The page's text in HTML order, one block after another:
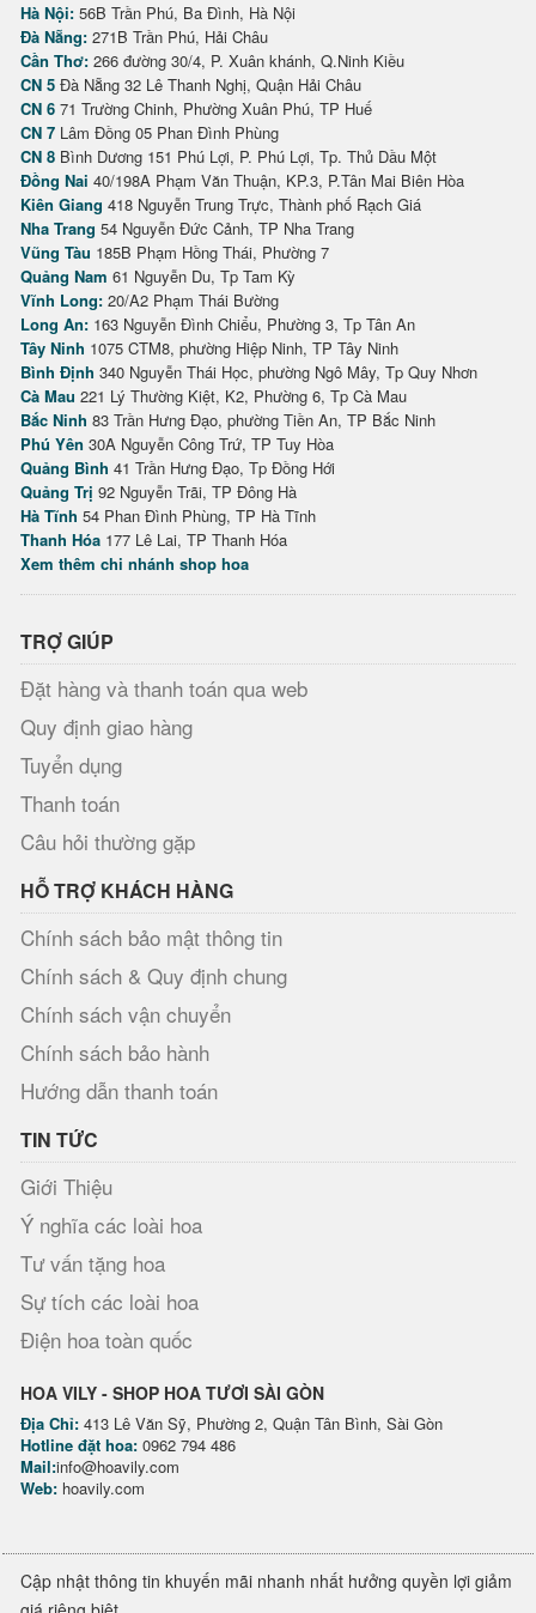
Hà Nội: 56B Trần Phú, Ba Đình, Hà Nội
Đà Nẵng: 271B Trần Phú, Hải Châu
Cần Thơ: 266 đường 30/4, P. Xuân khánh, Q.Ninh Kiều
CN 5 Đà Nẵng 32 Lê Thanh Nghị, Quận Hải Châu
CN 6 71 Trường Chinh, Phường Xuân Phú, TP Huế
CN 7 Lâm Đồng 05 Phan Đình Phùng
CN 8 Bình Dương 151 Phú Lợi, P. Phú Lợi, Tp. Thủ Dầu Một
Đồng Nai 40/198A Phạm Văn Thuận, KP.3, P.Tân Mai Biên Hòa
Kiên Giang 418 Nguyễn Trung Trực, Thành phố Rạch Giá
Nha Trang 54 Nguyễn Đức Cảnh, TP Nha Trang
Vũng Tàu 185B Phạm Hồng Thái, Phường 7
Quảng Nam 61 Nguyễn Du, Tp Tam Kỳ
Vĩnh Long: 20/A2 Phạm Thái Bường
Long An: 163 Nguyễn Đình Chiểu, Phường 3, Tp Tân An
Tây Ninh 1075 CTM8, phường Hiệp Ninh, TP Tây Ninh
Bình Định 340 Nguyễn Thái Học, phường Ngô Mây, Tp Quy Nhơn
Cà Mau 221 Lý Thường Kiệt, K2, Phường 6, Tp Cà Mau
Bắc Ninh 83 Trần Hưng Đạo, phường Tiền An, TP Bắc Ninh
Phú Yên 30A Nguyễn Công Trứ, TP Tuy Hòa
Quảng Bình 41 Trần Hưng Đạo, Tp Đồng Hới
Quảng Trị 92 Nguyễn Trãi, TP Đông Hà
Hà Tĩnh 54 Phan Đình Phùng, TP Hà Tĩnh
Thanh Hóa 177 Lê Lai, TP Thanh Hóa
Xem thêm chi nhánh shop hoa
TRỢ GIÚP
Đặt hàng và thanh toán qua web
Quy định giao hàng
Tuyển dụng
Thanh toán
Câu hỏi thường gặp
HỖ TRỢ KHÁCH HÀNG
Chính sách bảo mật thông tin
Chính sách & Quy định chung
Chính sách vận chuyển
Chính sách bảo hành
Hướng dẫn thanh toán
TIN TỨC
Giới Thiệu
Ý nghĩa các loài hoa
Tư vấn tặng hoa
Sự tích các loài hoa
Điện hoa toàn quốc
HOA VILY - SHOP HOA TƯƠI SÀI GÒN
Địa Chỉ: 413 Lê Văn Sỹ, Phường 2, Quận Tân Bình, Sài Gòn
Hotline đặt hoa: 0962 794 486
Mail:info@hoavily.com
Web: hoavily.com
Cập nhật thông tin khuyến mãi nhanh nhất hưởng quyền lợi giảm